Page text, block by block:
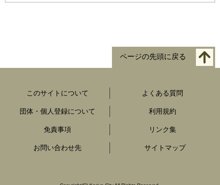
ページの先頭に戻る
このサイトについて よくある質問
団体・個人登録について 利用規約
免責事項 リンク集
お問い合わせ先 サイトマップ